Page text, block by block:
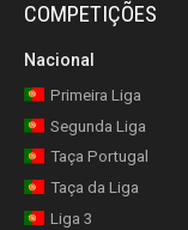
COMPETIÇÕES
Nacional
Primeira Liga
Segunda Liga
Taça Portugal
Taça da Liga
Liga 3